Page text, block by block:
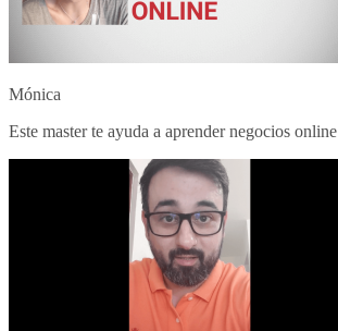
Mónica
Este master te ayuda a aprender negocios online